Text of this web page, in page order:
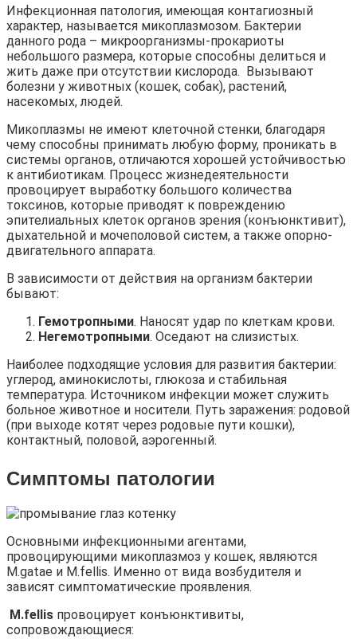
Инфекционная патология, имеющая контагиозный
характер, называется микоплазмозом. Бактерии
данного рода – микроорганизмы-прокариоты
небольшого размера, которые способны делиться и
жить даже при отсутствии кислорода. Вызывают
болезни у животных (кошек, собак), растений,
насекомых, людей.
Микоплазмы не имеют клеточной стенки, благодаря
чему способны принимать любую форму, проникать в
системы органов, отличаются хорошей устойчивостью
к антибиотикам. Процесс жизнедеятельности
провоцирует выработку большого количества
токсинов, которые приводят к повреждению
эпителиальных клеток органов зрения (конъюнктивит),
дыхательной и мочеполовой систем, а также опорно-
двигательного аппарата.
В зависимости от действия на организм бактерии
бывают:
Гемотропными. Наносят удар по клеткам крови.
Негемотропными. Оседают на слизистых.
Наиболее подходящие условия для развития бактерии:
углерод, аминокислоты, глюкоза и стабильная
температура. Источником инфекции может служить
больное животное и носители. Путь заражения: родовой
(при выходе котят через родовые пути кошки),
контактный, половой, аэрогенный.
Симптомы патологии
Основными инфекционными агентами,
провоцирующими микоплазмоз у кошек, являются
M.gatae и M.fellis. Именно от вида возбудителя и
зависят симптоматические проявления.
M.fellis провоцирует конъюнктивиты,
сопровождающиеся: